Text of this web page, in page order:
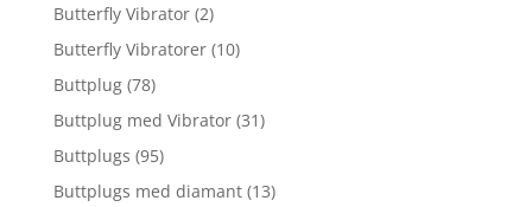
Butterfly Vibrator (2)
Butterfly Vibratorer (10)
Buttplug (78)
Buttplug med Vibrator (31)
Buttplugs (95)
Buttplugs med diamant (13)